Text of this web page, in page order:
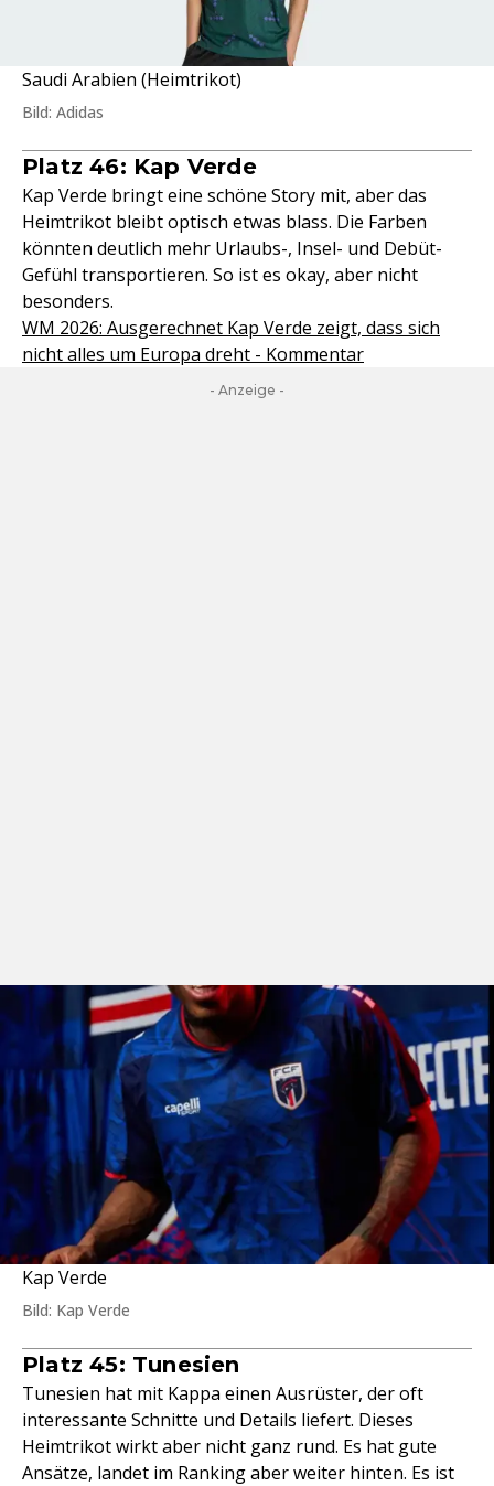
Saudi Arabien (Heimtrikot)
Bild: Adidas
Platz 46: Kap Verde
Kap Verde bringt eine schöne Story mit, aber das
Heimtrikot bleibt optisch etwas blass. Die Farben
könnten deutlich mehr Urlaubs-, Insel- und Debüt-
Gefühl transportieren. So ist es okay, aber nicht
besonders.
WM 2026: Ausgerechnet Kap Verde zeigt, dass sich
nicht alles um Europa dreht - Kommentar
- Anzeige -
Kap Verde
Bild: Kap Verde
Platz 45: Tunesien
Tunesien hat mit Kappa einen Ausrüster, der oft
interessante Schnitte und Details liefert. Dieses
Heimtrikot wirkt aber nicht ganz rund. Es hat gute
Ansätze, landet im Ranking aber weiter hinten. Es ist